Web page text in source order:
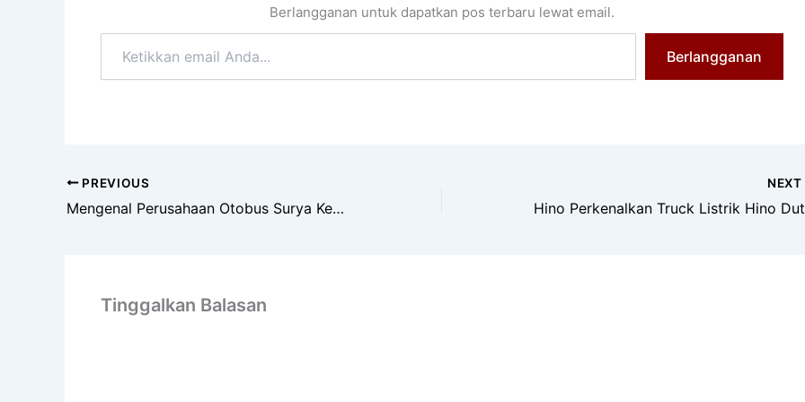
Berlangganan untuk dapatkan pos terbaru lewat email.
email
Anda...
Berlangganan
PREVIOUS
Mengenal Perusahaan Otobus Surya Kencana
NEXT
Tinggalkan Balasan